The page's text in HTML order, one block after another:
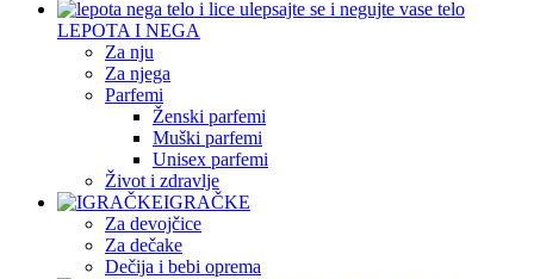
LEPOTA I NEGA
Za nju
Za njega
Parfemi
Ženski parfemi
Muški parfemi
Unisex parfemi
Život i zdravlje
IGRAČKE
Za devojčice
Za dečake
Dečija i bebi oprema